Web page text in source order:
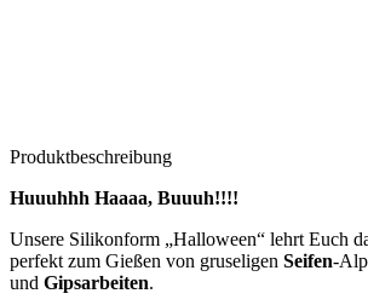
Produktbeschreibung
Huuuhhh Haaaa, Buuuh!!!!
Unsere Silikonform „Halloween“ lehrt Euch
perfekt zum Gießen von gruseligen Seifen-
und Gipsarbeiten.